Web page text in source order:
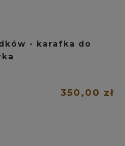
- karafka do
350,00 zł